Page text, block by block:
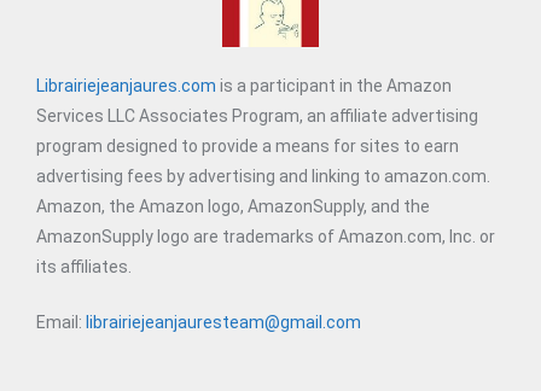
Librairiejeanjaures.com is a participant in the Amazon
Services LLC Associates Program, an affiliate advertising
program designed to provide a means for sites to earn
advertising fees by advertising and linking to amazon.com.
Amazon, the Amazon logo, AmazonSupply, and the
AmazonSupply logo are trademarks of Amazon.com, Inc. or
its affiliates.
Email: librairiejeanjauresteam@gmail.com